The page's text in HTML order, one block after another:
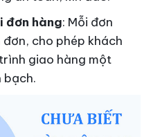
đơn hàng: Mỗi đơn
cho phép khách
giao hàng một
bạch.